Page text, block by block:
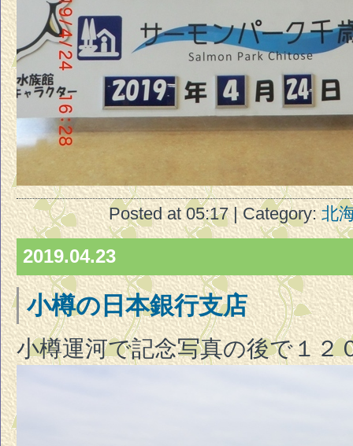
Posted at 05:17 | Category:北
2019.04.23
小樽の日本銀行支店
小樽運河で記念写真の後で１２